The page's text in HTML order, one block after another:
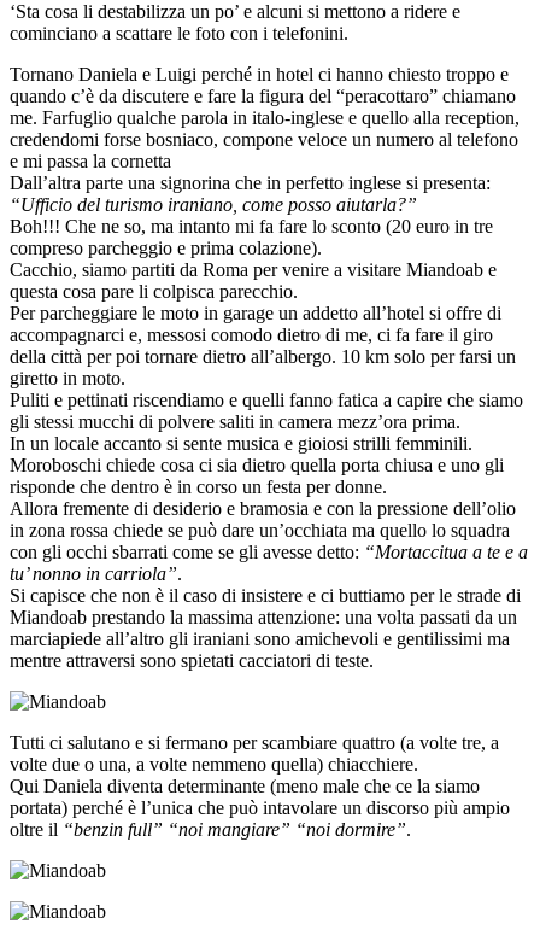
‘Sta cosa li destabilizza un po’ e alcuni si mettono a ridere e
cominciano a scattare le foto con i telefonini.
Tornano Daniela e Luigi perché in hotel ci hanno chiesto troppo e
quando c’è da discutere e fare la figura del “peracottaro” chiamano
me. Farfuglio qualche parola in italo-inglese e quello alla reception,
credendomi forse bosniaco, compone veloce un numero al telefono
e mi passa la cornetta
Dall’altra parte una signorina che in perfetto inglese si presenta:
“Ufficio del turismo iraniano, come posso aiutarla?”
Boh!!! Che ne so, ma intanto mi fa fare lo sconto (20 euro in tre
compreso parcheggio e prima colazione).
Cacchio, siamo partiti da Roma per venire a visitare Miandoab e
questa cosa pare li colpisca parecchio.
Per parcheggiare le moto in garage un addetto all’hotel si offre di
accompagnarci e, messosi comodo dietro di me, ci fa fare il giro
della città per poi tornare dietro all’albergo. 10 km solo per farsi un
giretto in moto.
Puliti e pettinati riscendiamo e quelli fanno fatica a capire che siamo
gli stessi mucchi di polvere saliti in camera mezz’ora prima.
In un locale accanto si sente musica e gioiosi strilli femminili.
Moroboschi chiede cosa ci sia dietro quella porta chiusa e uno gli
risponde che dentro è in corso un festa per donne.
Allora fremente di desiderio e bramosia e con la pressione dell’olio
in zona rossa chiede se può dare un’occhiata ma quello lo squadra
con gli occhi sbarrati come se gli avesse detto: “Mortaccitua a te e a
tu’ nonno in carriola”.
Si capisce che non è il caso di insistere e ci buttiamo per le strade di
Miandoab prestando la massima attenzione: una volta passati da un
marciapiede all’altro gli iraniani sono amichevoli e gentilissimi ma
mentre attraversi sono spietati cacciatori di teste.
Tutti ci salutano e si fermano per scambiare quattro (a volte tre, a
volte due o una, a volte nemmeno quella) chiacchiere.
Qui Daniela diventa determinante (meno male che ce la siamo
portata) perché è l’unica che può intavolare un discorso più ampio
oltre il “benzin full” “noi mangiare” “noi dormire”.